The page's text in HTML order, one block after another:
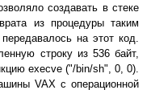
создавать в стеке
из процедуры таким
на этот код.
строку из 536 байт,
execve ("/bin/sh", 0, 0).
VAX с операционной